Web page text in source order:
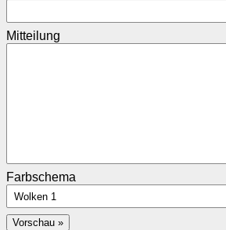
Mitteilung
Farbschema